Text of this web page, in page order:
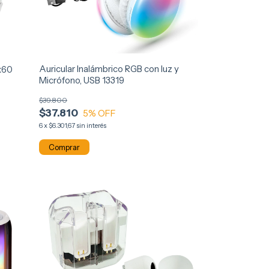
Auricular Inalámbrico RGB con luz y
Micrófono, USB 13319
$37.810
$39.800
5% OFF
6x$6.301,67 sin interés
Comprar